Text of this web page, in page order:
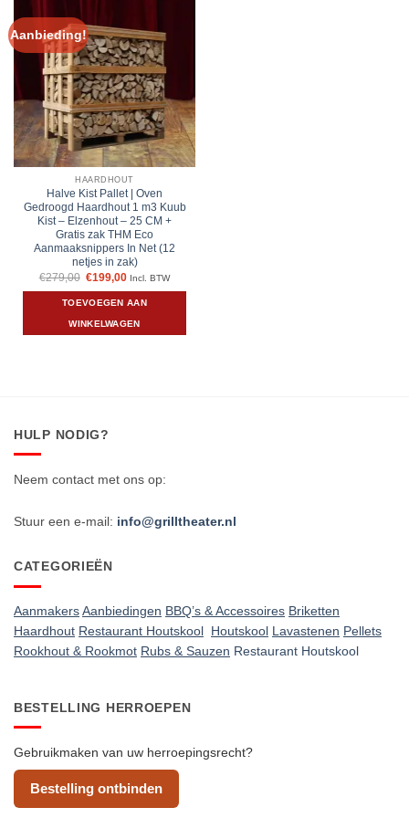
Aanbieding!
HAARDHOUT
Halve Kist Pallet | Oven
Gedroogd Haardhout 1 m3 Kuub
Kist – Elzenhout – 25 CM +
Gratis zak THM Eco
Aanmaaksnippers In Net (12
netjes in zak)
€279,00 Oorspronkelijke
was:
€279,00.
€199,00Huidige
is:
€199,00.
Incl. BTW
TOEVOEGEN AAN
WINKELWAGEN
HULP NODIG?
Neem contact met ons op:
Stuur een e-mail: info@grilltheater.nl
CATEGORIEËN
AanmakersAanbiedingen BBQ’s & Accessoires Briketten
Haardhout Restaurant Houtskool Houtskool Lavastenen Pellets
Rookhout & Rookmot Rubs & Sauzen Restaurant Houtskool
BESTELLING HERROEPEN
Gebruikmaken van uw herroepingsrecht?
Bestelling ontbinden